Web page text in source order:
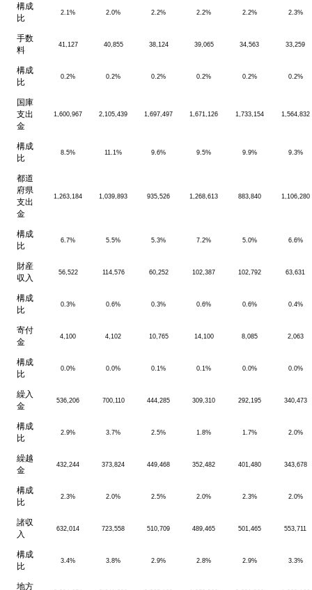
構成
比
2.1% 2.0% 2.2% 2.2% 2.2% 2.3%
手数
料
41,127 40,855 38,124 39,065 34,563 33,259
構成
比
0.2% 0.2% 0.2% 0.2% 0.2% 0.2%
国庫
支出
金
1,600,967 2,105,439 1,697,497 1,671,126 1,733,154 1,564,832
構成
比
8.5% 11.1% 9.6% 9.5% 9.9% 9.3%
都道
府県
支出
金
1,263,184 1,039,893 935,526 1,268,613 883,840 1,106,280
構成
比
6.7% 5.5% 5.3% 7.2% 5.0% 6.6%
財産
収入
56,522 114,576 60,252 102,387 102,792 63,631
構成
比
0.3% 0.6% 0.3% 0.6% 0.6% 0.4%
寄付
金
4,100 4,102 10,765 14,100 8,085 2,063
構成
比
0.0% 0.0% 0.1% 0.1% 0.0% 0.0%
繰入
金
536,206 700,110 444,285 309,310 292,195 340,473
構成
比
2.9% 3.7% 2.5% 1.8% 1.7% 2.0%
繰越
金
432,244 373,824 449,468 352,482 401,480 343,678
構成
比
2.3% 2.0% 2.5% 2.0% 2.3% 2.0%
諸収
入
632,014 723,558 510,709 489,465 501,465 553,711
構成
比
3.4% 3.8% 2.9% 2.8% 2.9% 3.3%
地方